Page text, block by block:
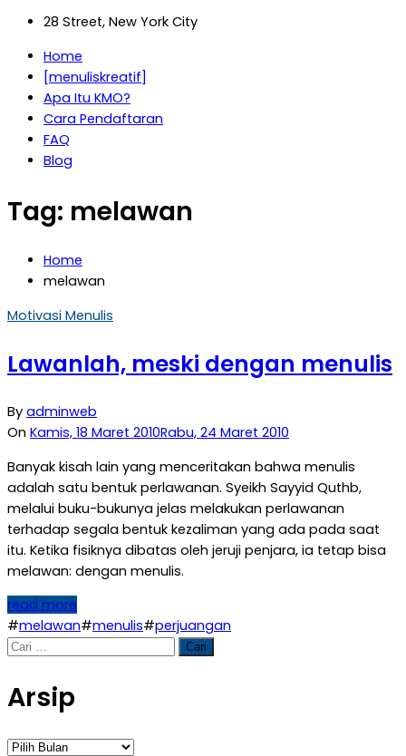
28 Street, New York City
Home
[menuliskreatif]
Apa Itu KMO?
Cara Pendaftaran
FAQ
Blog
Tag: melawan
Home
melawan
Motivasi Menulis
Lawanlah, meski dengan menulis
By adminweb
On Kamis, 18 Maret 2010Rabu, 24 Maret 2010
Banyak kisah lain yang menceritakan bahwa menulis
adalah satu bentuk perlawanan. Syeikh Sayyid Quthb,
melalui buku-bukunya jelas melakukan perlawanan
terhadap segala bentuk kezaliman yang ada pada saat
itu. Ketika fisiknya dibatas oleh jeruji penjara, ia tetap bisa
melawan: dengan menulis.
read more
#melawan#menulis#perjuangan
Cari
Arsip
Arsip